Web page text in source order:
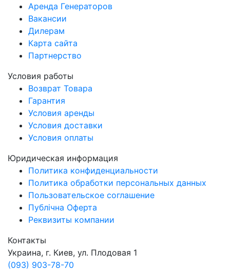
Аренда Генераторов
Вакансии
Дилерам
Карта сайта
Партнерство
Условия работы
Возврат Товара
Гарантия
Условия аренды
Условия доставки
Условия оплаты
Юридическая информация
Политика конфиденциальности
Политика обработки персональных данных
Пользовательское соглашение
Публічна Оферта
Реквизиты компании
Контакты
Украина, г. Киев, ул. Плодовая 1
(093) 903-78-70